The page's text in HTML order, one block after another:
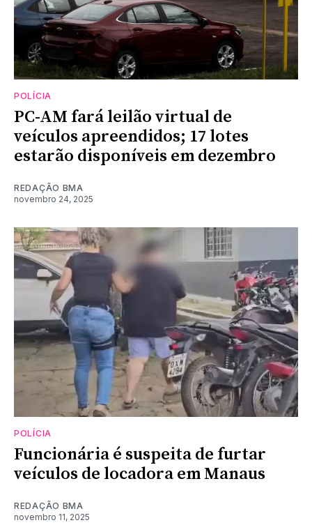
POLÍCIA
PC-AM fará leilão virtual de
veículos apreendidos; 17 lotes
estarão disponíveis em dezembro
REDAÇÃO BMA
novembro 24, 2025
POLÍCIA
Funcionária é suspeita de furtar
veículos de locadora em Manaus
REDAÇÃO BMA
novembro 11, 2025